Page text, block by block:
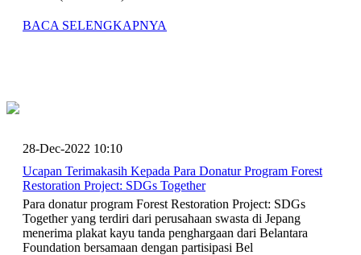
BACA SELENGKAPNYA
28-Dec-2022 10:10
Ucapan Terimakasih Kepada Para Donatur Program Forest
Restoration Project: SDGs Together
Para donatur program Forest Restoration Project: SDGs
Together yang terdiri dari perusahaan swasta di Jepang
menerima plakat kayu tanda penghargaan dari Belantara
Foundation bersamaan dengan partisipasi Bel